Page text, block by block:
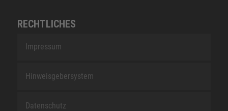
RECHTLICHES
Impressum
Hinweisgebersystem
Datenschutz